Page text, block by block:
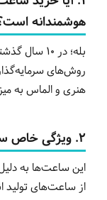
هوشمندانه
بله؛ در
روش‌های
هنری و الماس به میزان ۹ درصد بازدهی سالانه
۲. ویژگی خاص ساعت‌های لاکچری چیست؟
این ساعت‌ها به
از ساعت‌های تولید